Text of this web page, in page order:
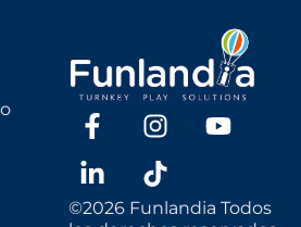
©2026 Funlandia Todos